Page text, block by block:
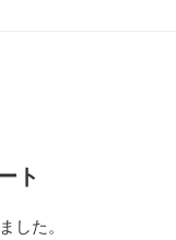
ト
した。